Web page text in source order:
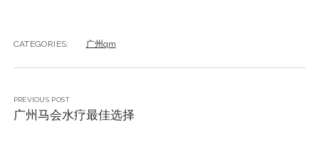
CATEGORIES: 广州qm
PREVIOUS POST
广州马会水疗最佳选择